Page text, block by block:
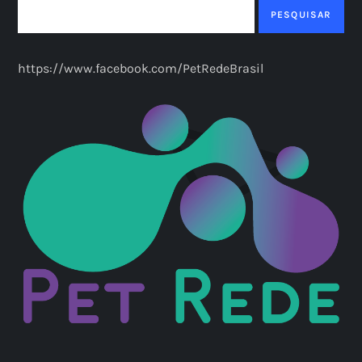
ç
d
e
p
o
s
PESQUISAR
https://www.facebook.com/PetRedeBrasil